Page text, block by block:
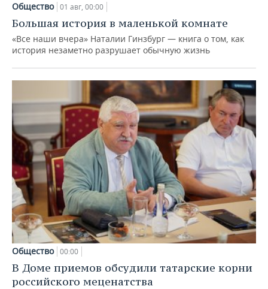
Общество 01 авг, 00:00
Большая история в маленькой комнате
«Все наши вчера» Наталии Гинзбург — книга о том, как
история незаметно разрушает обычную жизнь
Общество 00:00
В Доме приемов обсудили татарские корни
российского меценатства